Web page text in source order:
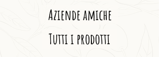
Aziende amiche
Tutti i prodotti